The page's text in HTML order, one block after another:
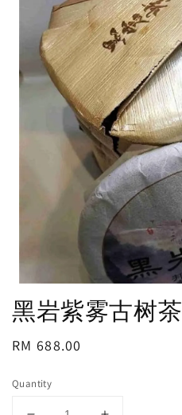
黑岩紫雾古树茶
Regular
RM 688.00
Quantity